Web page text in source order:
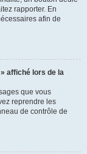
rapporter. En
afin de
affiché lors de la
que vous
reprendre les
de contrôle de